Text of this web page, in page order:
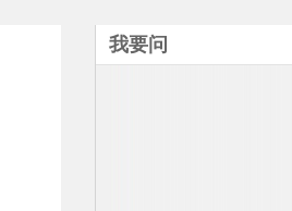
我要问